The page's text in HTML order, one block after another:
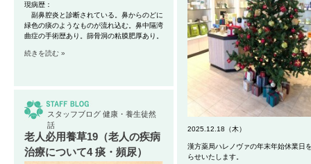
2025.12.18（木）
漢方薬局ハレノヴァの年末年始休業日
らせいたします。
現病歴：
副鼻腔炎と診断されている。鼻からのどに
緑色の痰のようなものが流れ込む。鼻中隔湾
曲症の手術歴あり。篩骨洞の粘膜肥厚あり。
続きを読む »
スタッフブログ 健康・養生徒然
話
老人必用養草19（老人の疾病
治療について4 痰・頻尿）